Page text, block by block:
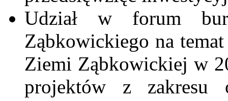
Udział w forum
Ząbkowickiego na
Ziemi Ząbkowickiej w
projektów z zakresu